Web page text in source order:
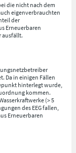
die nicht nach dem
eigenverbrauchten
der
Erneuerbaren
ausfällt.
Da in einigen Fällen
hinterlegt wurde,
kommen.
(> 5
des EEG fallen,
Erneuerbaren